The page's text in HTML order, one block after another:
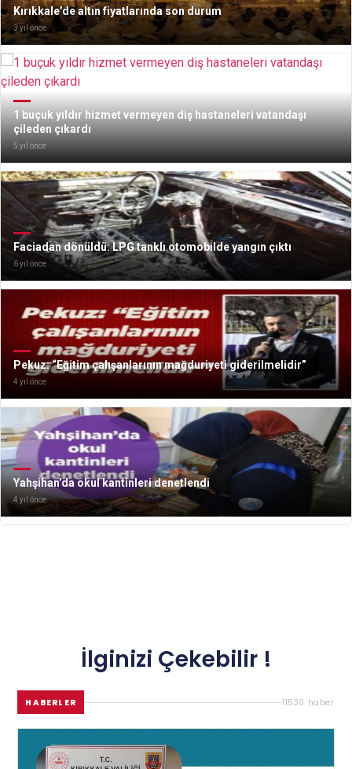
Kırıkkale’de altın fiyatlarında son durum
3 yıl önce
1 buçuk yıldır hizmet vermeyen diş hastaneleri vatandaşı
çileden çıkardı
5 yıl önce
Faciadan dönüldü: LPG tanklı otomobilde yangın çıktı
6 yıl önce
Pekuz: “Eğitim çalışanlarının mağduriyeti giderilmelidir”
4 yıl önce
Yahşihan’da okul kantinleri denetlendi
4 yıl önce
İlginizi Çekebilir !
HABERLER 11530 haber